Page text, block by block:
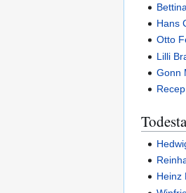
Hans
Otto
Lilli
Gonn
Heinz